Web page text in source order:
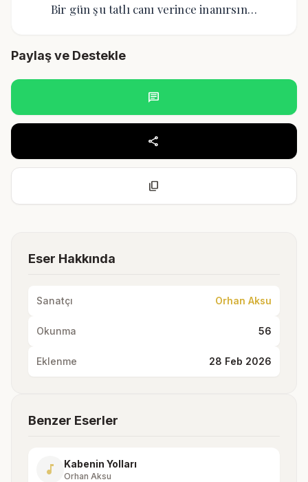
Bir gün şu tatlı canı verince inanırsın…
Paylaş ve Destekle
chat
share
content_copy
Eser Hakkında
Sanatçı Orhan Aksu
Okunma 56
Eklenme 28 Feb 2026
Benzer Eserler
music_note Kabenin Yolları
Orhan Aksu